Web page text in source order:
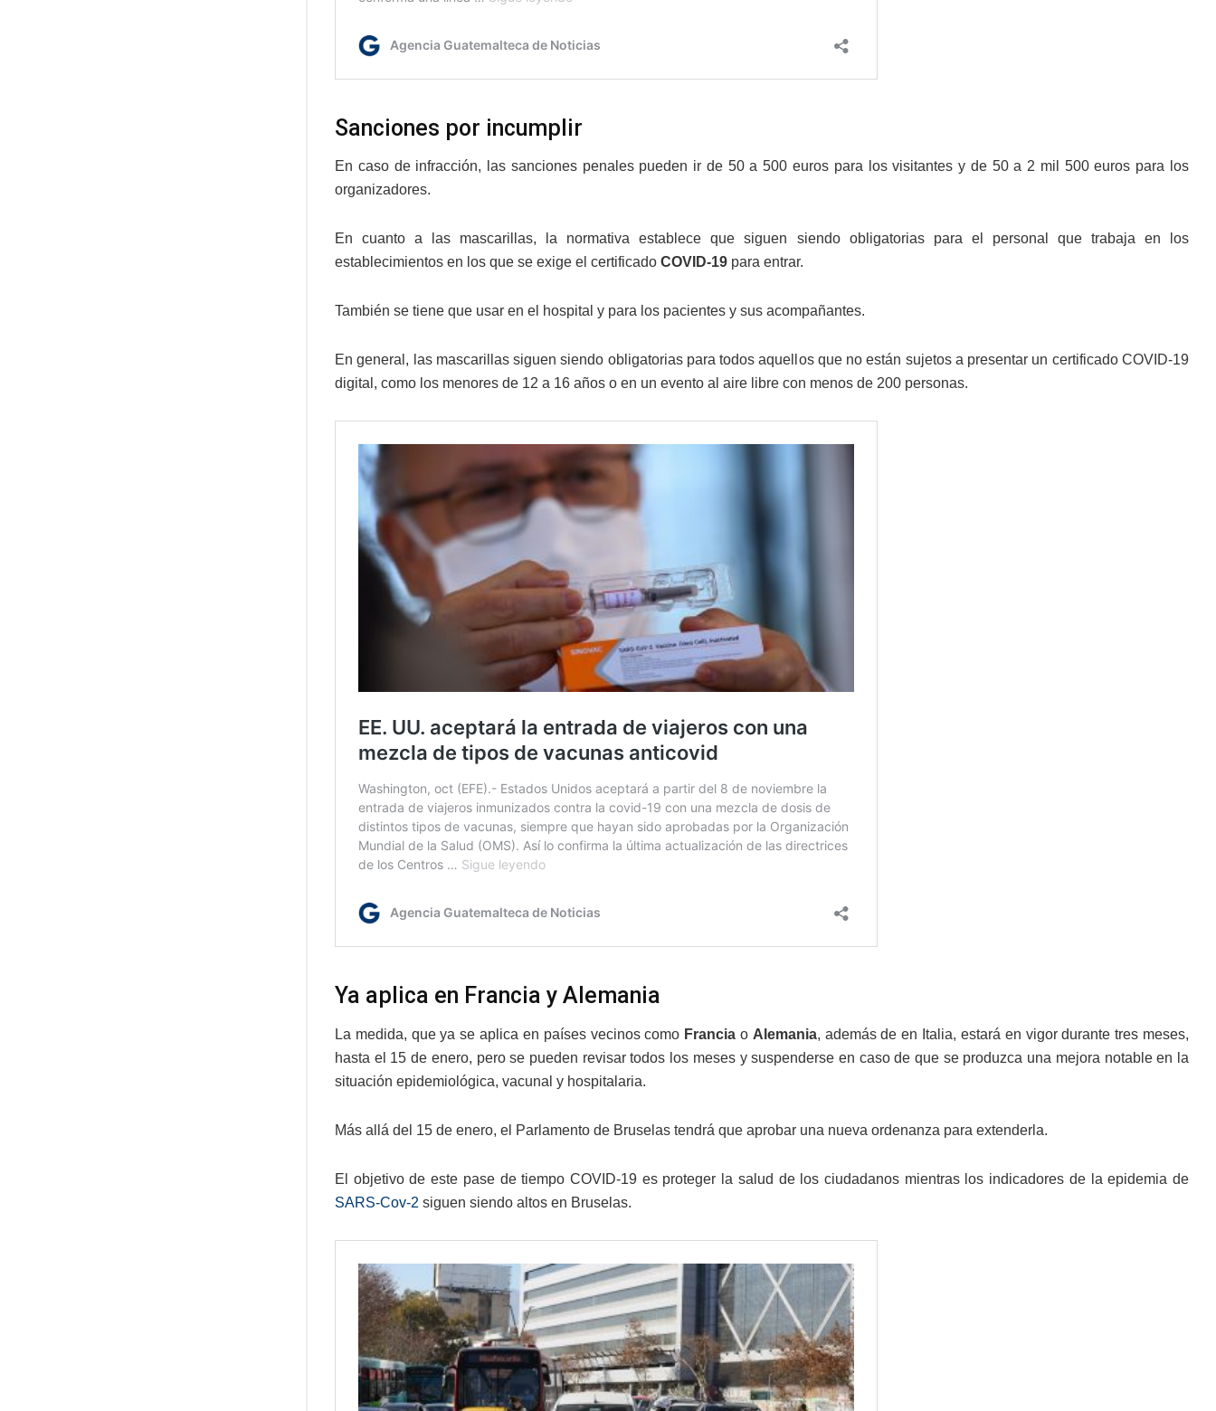
Sanciones por incumplir
En caso de infracción, las sanciones penales pueden ir de 50 a 500 euros para los visitantes y de 50 a 2 mil 500 euros para los
organizadores.
En cuanto a las mascarillas, la normativa establece que siguen siendo obligatorias para el personal que trabaja en los
establecimientos en los que se exige el certificado COVID-19 para entrar.
También se tiene que usar en el hospital y para los pacientes y sus acompañantes.
En general, las mascarillas siguen siendo obligatorias para todos aquellos que no están sujetos a presentar un certificado COVID-19
digital, como los menores de 12 a 16 años o en un evento al aire libre con menos de 200 personas.
Ya aplica en Francia y Alemania
La medida, que ya se aplica en países vecinos como Francia o Alemania, además de en Italia, estará en vigor durante tres meses,
hasta el 15 de enero, pero se pueden revisar todos los meses y suspenderse en caso de que se produzca una mejora notable en la
situación epidemiológica, vacunal y hospitalaria.
Más allá del 15 de enero, el Parlamento de Bruselas tendrá que aprobar una nueva ordenanza para extenderla.
El objetivo de este pase de tiempo COVID-19 es proteger la salud de los ciudadanos mientras los indicadores de la epidemia de
SARS-Cov-2 siguen siendo altos en Bruselas.